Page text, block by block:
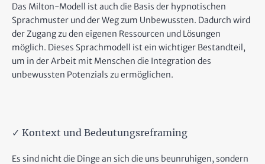
Das Milton-Modell ist auch die Basis der hypnotischen
Sprachmuster und der Weg zum Unbewussten. Dadurch wird
der Zugang zu den eigenen Ressourcen und Lösungen
möglich. Dieses Sprachmodell ist ein wichtiger Bestandteil,
um in der Arbeit mit Menschen die Integration des
unbewussten Potenzials zu ermöglichen.
✓ Kontext und Bedeutungsreframing
Es sind nicht die Dinge an sich die uns beunruhigen, sondern